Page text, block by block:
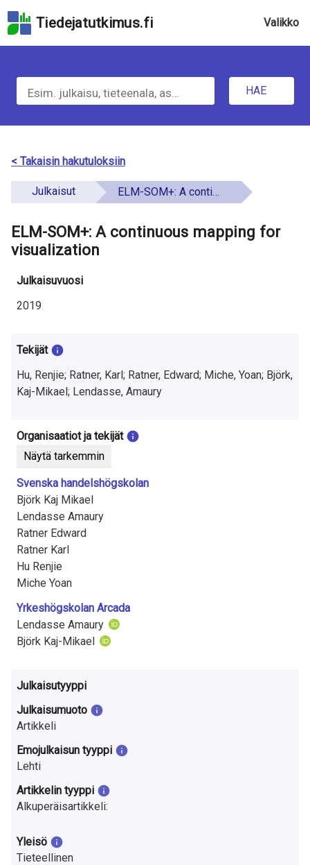
hakukenttään
pääsisältöön
Hyppää
saavutettavuusselosteeseen
Tiedejatutkimus.fi Valikko
e
H
a
e
t
t
o
a
t
u
t
k
m
u
k
s
e
s
t
a
u
o
m
e
s
s
a
HAE
< Takaisin hakutuloksiin
Julkaisut ELM-SOM+: A continuous mapping for visualization
ELM-SOM+: A continuous mapping for
visualization
Julkaisuvuosi
2019
Tekijät
Hu, Renjie; Ratner, Karl; Ratner, Edward; Miche, Yoan; Björk,
Kaj-Mikael; Lendasse, Amaury
Organisaatiot ja tekijät
Näytä tarkemmin
Svenska handelshögskolan
Björk Kaj Mikael
Lendasse Amaury
Ratner Edward
Ratner Karl
Hu Renjie
Miche Yoan
Yrkeshögskolan Arcada
Lendasse Amaury
Björk Kaj-Mikael
Julkaisutyyppi
Julkaisumuoto
Artikkeli
Emojulkaisun tyyppi
Lehti
Artikkelin tyyppi
Alkuperäisartikkeli:
Yleisö
Tieteellinen